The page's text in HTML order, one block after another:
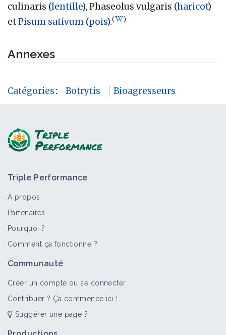
culinaris (lentille), Phaseolus vulgaris (haricot)
etPisum sativum (pois).( )
Annexes
Catégories: Botrytis Bioagresseurs
Triple Performance
À propos
Partenaires
Pourquoi ?
Comment ça fonctionne ?
Communauté
Créer un compte ou se connecter
Contribuer ? Ça commence ici !
Suggérer une page ?